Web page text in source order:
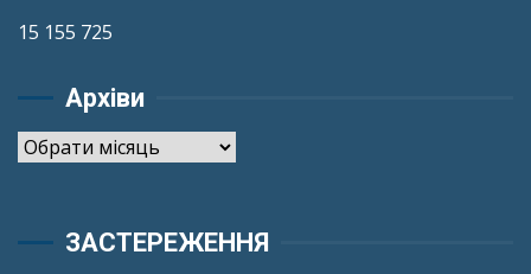
15 155 725
Архіви
Архіви
ЗАСТЕРЕЖЕННЯ